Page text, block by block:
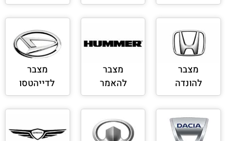
מצבר
להונדה
מצבר
להאמר
מצבר
לדייהטסו